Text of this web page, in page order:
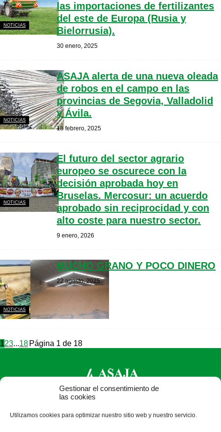
Gestionar el consentimiento de
las cookies
Utilizamos cookies para optimizar nuestro sitio web y nuestro servicio.
NOTICIAS
las importaciones de fertilizantes
del este de Europa (Rusia y
Bielorrusia).
30 enero, 2025
NOTICIAS
ASAJA alerta de una nueva oleada
de robos en el campo en las
provincias de Segovia, Valladolid
y Ávila.
18 febrero, 2025
NOTICIAS
El futuro del sector agrario
europeo se oscurece con la
decisión aprobada hoy en
Bruselas. Mercosur: un acuerdo
aprobado sin reciprocidad y con
alto coste para nuestro sector.
9 enero, 2026
NOTICIAS
MUCHO GRANO Y POCO DINERO
22 agosto, 2025
123...18 Página 1 de 18